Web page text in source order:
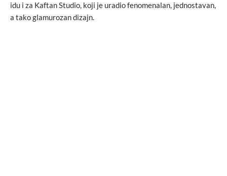
idu i za Kaftan Studio, koji je uradio fenomenalan, jednostavan,
a tako glamurozan dizajn.